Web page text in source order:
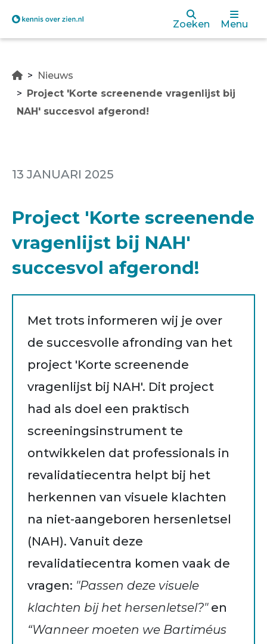
Overslaan
de
inhoud
Zoeken Menu
Nieuws
Project 'Korte screenende vragenlijst bij
NAH' succesvol afgerond!
13 JANUARI 2025
Project 'Korte screenende
vragenlijst bij NAH'
succesvol afgerond!
Met trots informeren wij je over
de succesvolle afronding van het
project 'Korte screenende
vragenlijst bij NAH'. Dit project
had als doel een praktisch
screeningsinstrument te
ontwikkelen dat professionals in
revalidatiecentra helpt bij het
herkennen van visuele klachten
na niet-aangeboren hersenletsel
(NAH). Vanuit deze
revalidatiecentra komen vaak de
vragen: "Passen deze visuele
klachten bij het hersenletsel?" en
“Wanneer moeten we Bartiméus